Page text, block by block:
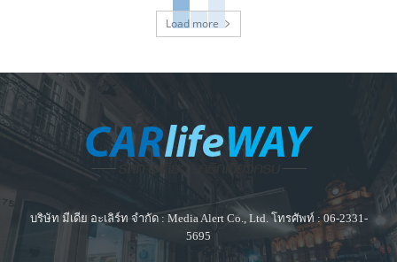
Load more
บริษัท มีเดีย อะเลิร์ท จำกัด : Media Alert Co., Ltd. โทรศัพท์ : 06-2331-
5695